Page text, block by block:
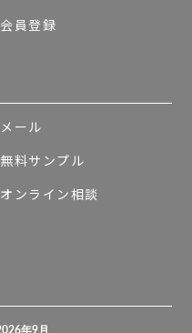
会員登録
メール
無料サンプル
オンライン相談